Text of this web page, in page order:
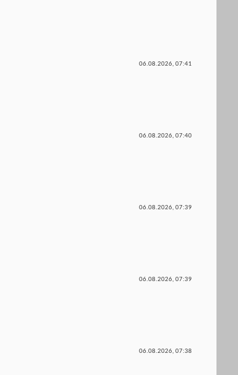
06.08.2026, 07:41
06.08.2026, 07:40
06.08.2026, 07:39
06.08.2026, 07:39
06.08.2026, 07:38